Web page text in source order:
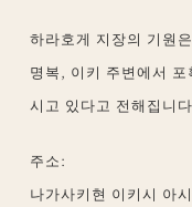
하라호게 지장의 기원
명복, 이키 주변에서
시고 있다고 전해집니
주소:
나가사키현 이키시 아